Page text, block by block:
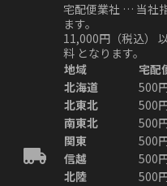
宅配便業社 … 当社
ます。
11,000円（税込）
料 となります。
地域
宅配
北海道
500
北東北
500
南東北
500
関東
500
信越
500
北陸
500